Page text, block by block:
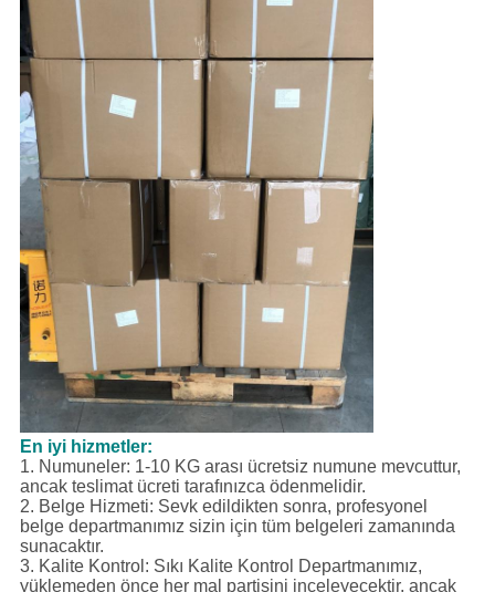
En iyi hizmetler:
1. Numuneler: 1-10 KG arası ücretsiz numune mevcuttur,
ancak teslimat ücreti tarafınızca ödenmelidir.
2. Belge Hizmeti: Sevk edildikten sonra, profesyonel
belge departmanımız sizin için tüm belgeleri zamanında
sunacaktır.
3. Kalite Kontrol: Sıkı Kalite Kontrol Departmanımız,
yüklemeden önce her mal partisini inceleyecektir, ancak